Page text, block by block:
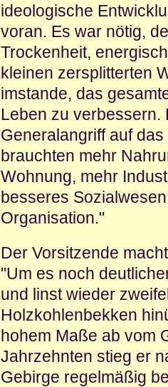
ideologische
voran. Es war nötig,
Trockenheit,
kleinen zersplitterten
im­stande, das
Leben zu verbes­sern.
Generalangriff auf
brauchten mehr
Wohnung, mehr
bes­seres
Organisa­tion."
Der Vorsitzende
"Um es noch
und linst wieder
Holzkohlenbek­ken
hohem Maße ab vom
Jahrzehnten stieg er
Gebirge regelmäßig